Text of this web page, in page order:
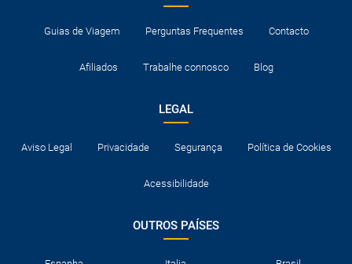
Guias de Viagem Perguntas Frequentes Contacto
Afiliados Trabalhe connosco Blog
LEGAL
Aviso Legal Privacidade Segurança Política de Cookies
Acessibilidade
OUTROS PAÍSES